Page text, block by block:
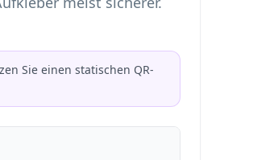
Sie einen statischen QR-